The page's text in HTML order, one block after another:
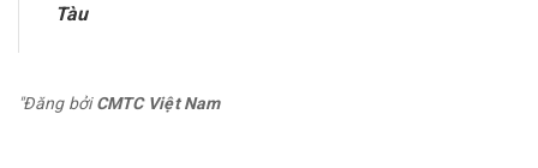
Tàu
"Đăng bởiCMTC Việt Nam